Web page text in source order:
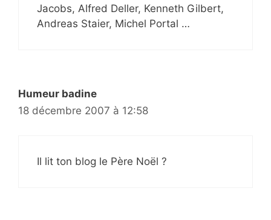
Jacobs, Alfred Deller, Kenneth Gilbert,
Andreas Staier, Michel Portal …
Humeur badine
18 décembre 2007 à 12:58
Il lit ton blog le Père Noël ?